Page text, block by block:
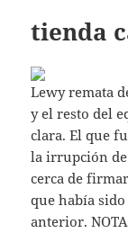
tienda
Lewy remata
y el resto del
clara. El que
la irrupción de
cerca de
que había
anterior.